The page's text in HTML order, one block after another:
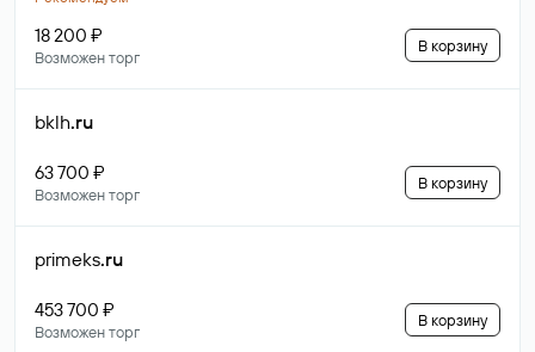
18 200 ₽
Возможен торг
В корзину
bklh.ru
63 700 ₽
Возможен торг
В корзину
primeks.ru
453 700 ₽
Возможен торг
В корзину